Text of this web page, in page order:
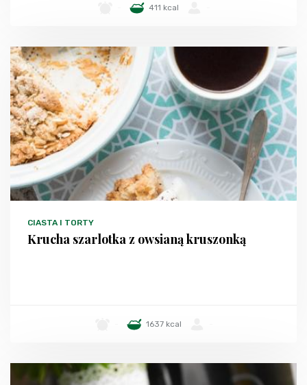
411 kcal
CIASTA I TORTY
Krucha szarlotka z owsianą kruszonką
1637 kcal